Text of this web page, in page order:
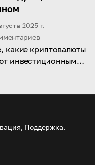
2025 г.
какие криптовалюты
инвестиционным
Поддержка.